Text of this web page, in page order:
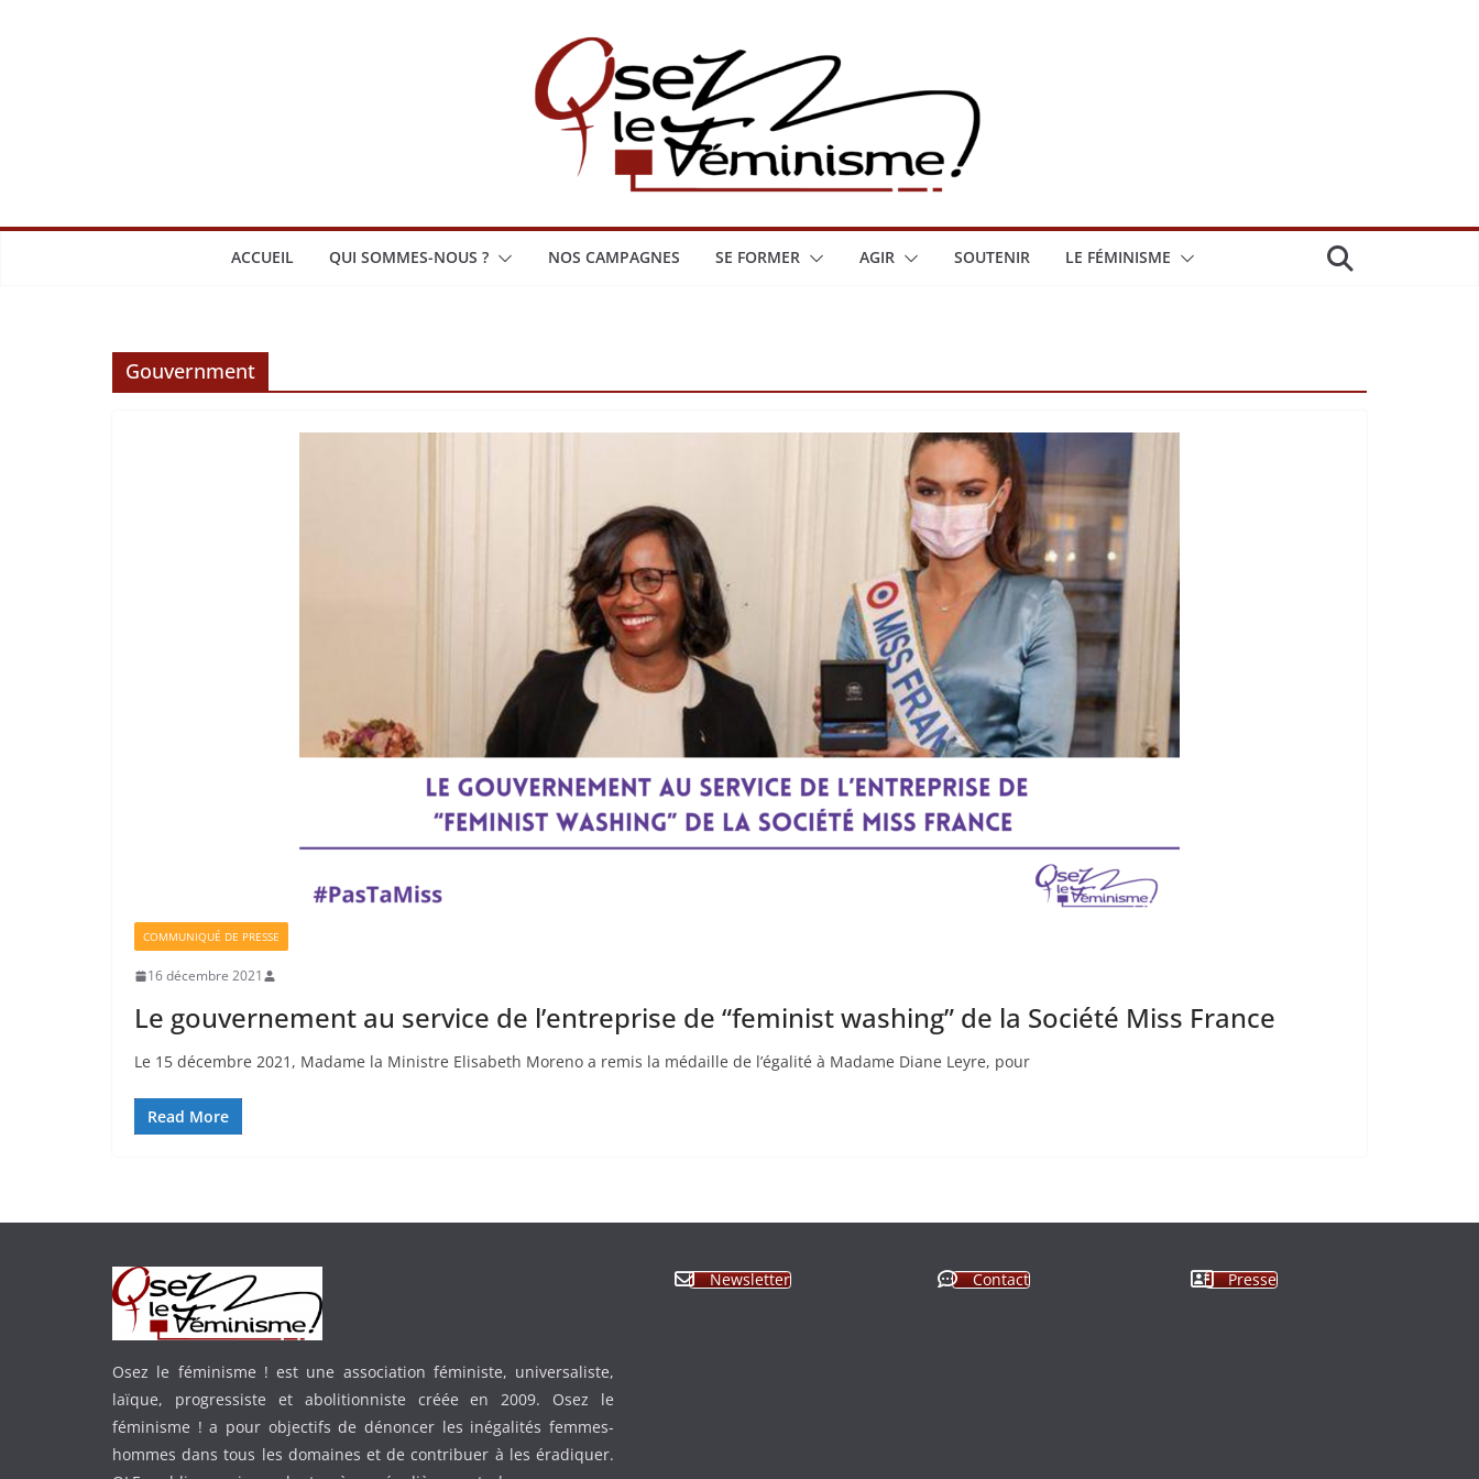
ACCUEIL QUI SOMMES-NOUS ? NOS CAMPAGNES SE FORMER AGIR SOUTENIR LE FÉMINISME
Gouvernment
COMMUNIQUÉ DE PRESSE
16 décembre 2021
Le gouvernement au service de l’entreprise de “feminist washing” de la Société Miss France
Le 15 décembre 2021, Madame la Ministre Elisabeth Moreno a remis la médaille de l’égalité à Madame Diane Leyre, pour
Read More
Osez le féminisme ! est une association féministe, universaliste,
laïque, progressiste et abolitionniste créée en 2009. Osez le
féminisme ! a pour objectifs de dénoncer les inégalités femmes-
hommes dans tous les domaines et de contribuer à les éradiquer.
Newsletter Contact Presse